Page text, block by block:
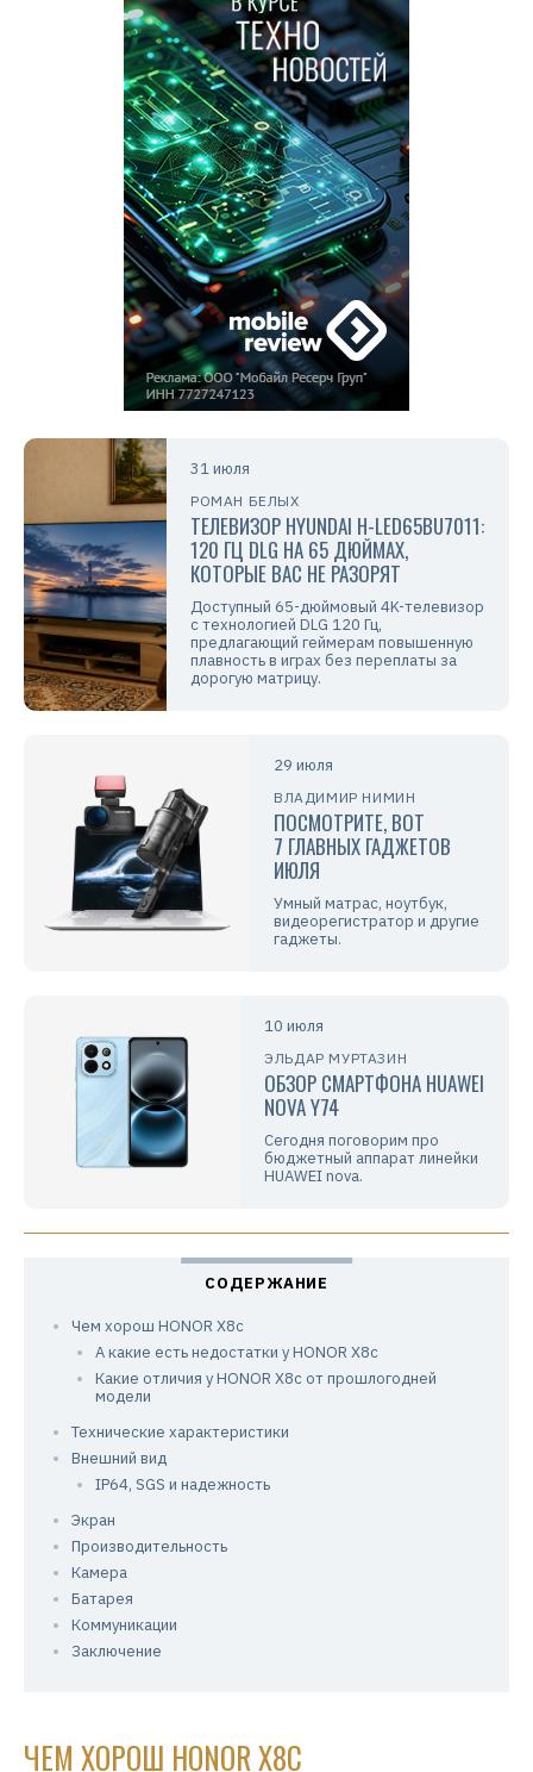
31 июля
РОМАН БЕЛЫХ
ТЕЛЕВИЗОР HYUNDAI H-LED65BU7011:
120 ГЦ DLG НА 65 ДЮЙМАХ,
КОТОРЫЕ ВАС НЕ РАЗОРЯТ
Доступный 65-дюймовый 4K-телевизор
с технологией DLG 120 Гц,
предлагающий геймерам повышенную
плавность в играх без переплаты за
дорогую матрицу.
29 июля
ВЛАДИМИР НИМИН
ПОСМОТРИТЕ, ВОТ
7 ГЛАВНЫХ ГАДЖЕТОВ
ИЮЛЯ
Умный матрас, ноутбук,
видеорегистратор и другие
гаджеты.
10 июля
ЭЛЬДАР МУРТАЗИН
ОБЗОР СМАРТФОНА HUAWEI
NOVA Y74
Сегодня поговорим про
бюджетный аппарат линейки
HUAWEI nova.
Чем хорош HONOR X8c
А какие есть недостатки у HONOR X8c
Какие отличия у HONOR X8с от прошлогодней
модели
Технические характеристики
Внешний вид
IP64, SGS и надежность
Экран
Производительность
Камера
Батарея
Коммуникации
Заключение
ЧЕМ ХОРОШ HONOR X8C